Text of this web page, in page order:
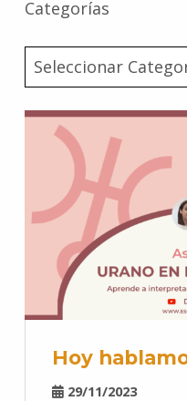
Categorías
Hoy
29/11/2023